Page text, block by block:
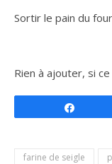
Sortir le pain du
Rien à ajouter, si
farine de seigle